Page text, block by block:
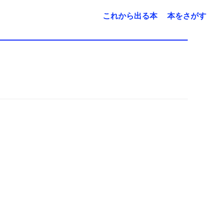
これから出る本 本をさがす